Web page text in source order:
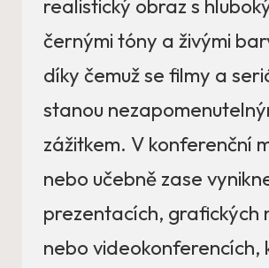
realistický obraz s
černými tóny a živými
díky čemuž se filmy a
stanou
zážitkem. V konferenční
nebo učebně zase
prezentacích, grafických
nebo videokonferencích,